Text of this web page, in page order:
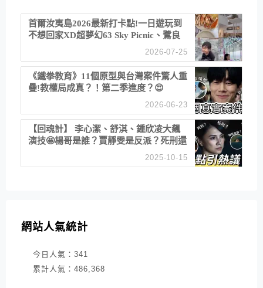
首爾汝夷島2026最新打卡點!一日遊玩到
不想回家XD超夢幻63 Sky Picnic、鷺良
津帝王蟹大餐、《淚之女王》拍攝地、漢
江公園免費玩水
2026-07-25
《鐵拳教育》11個原型與台灣案件驚人重
疊!教權局成真？！第二季進度？😍
2026-06-23
【回魂計】 李心潔、舒淇、鍾欣凌大飆
演技🤩楊哥是誰？賈靜雯是反派？死刑還
2025-10-15
網站人氣統計
今日人氣： 341
累計人氣： 486,368